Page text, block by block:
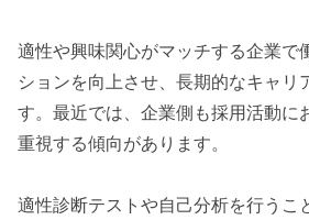
適性や興味関心がマッチする企業で
ションを向上させ、長期的なキャリ
す。最近では、企業側も採用活動に
重視する傾向があります。
適性診断テストや自己分析を行うこ